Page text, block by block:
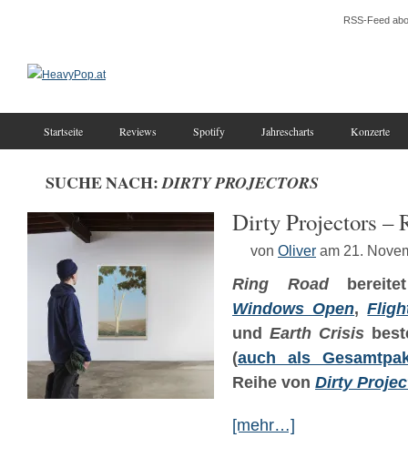
RSS-Feed
Startseite Reviews Spotify Jahrescharts Konzerte
SUCHE NACH:DIRTY PROJECTORS
Dirty Projectors –
von Oliver am 21.
Ring Road
Windows Open,
und Earth Crisis
(auch als
Reihe von Dirty
[mehr…]